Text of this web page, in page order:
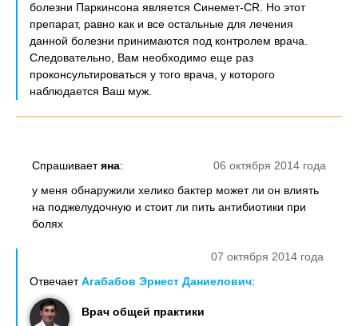
болезни Паркинсона является Синемет-CR. Но этот
препарат, равно как и все остальные для лечения
данной болезни принимаются под контролем врача.
Следовательно, Вам необходимо еще раз
проконсультироваться у того врача, у которого
наблюдается Ваш муж.
06 октября 2014 года
Спрашиваетяна:
у меня обнаружили хелико бактер может ли он влиять
на поджелудочную и стоит ли пить антибиотики при
болях
07 октября 2014 года
ОтвечаетАгабабов Эрнест Даниелович:
Врач общей практики